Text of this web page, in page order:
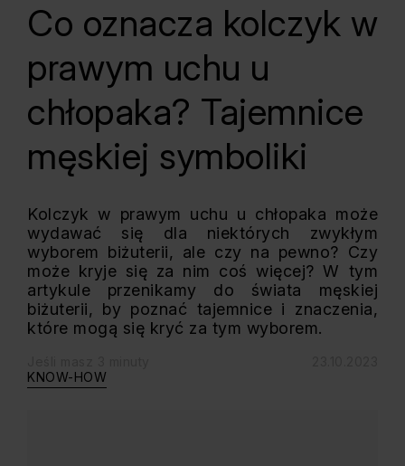
Co oznacza kolczyk w
prawym uchu u
chłopaka? Tajemnice
męskiej symboliki
Kolczyk w prawym uchu u chłopaka może
wydawać się dla niektórych zwykłym
wyborem biżuterii, ale czy na pewno? Czy
może kryje się za nim coś więcej? W tym
artykule przenikamy do świata męskiej
biżuterii, by poznać tajemnice i znaczenia,
które mogą się kryć za tym wyborem.
KNOW-HOW